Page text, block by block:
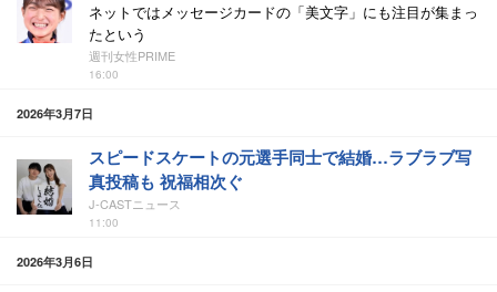
ネットではメッセージカードの「美文字」にも注目が集まっ
たという
週刊女性PRIME
16:00
2026年3月7日
スピードスケートの元選手同士で結婚…ラブラブ写
真投稿も 祝福相次ぐ
J-CASTニュース
11:00
2026年3月6日